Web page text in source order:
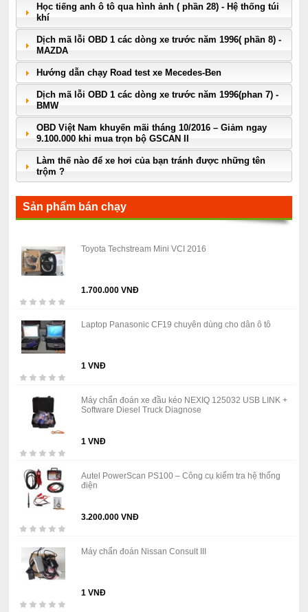
Học tiếng anh ô tô qua hình ảnh ( phần 28) - Hệ thống túi
khí
Dịch mã lỗi OBD 1 các dòng xe trước năm 1996( phần 8) -
MAZDA
Hướng dẫn chạy Road test xe Mecedes-Ben
Dịch mã lỗi OBD 1 các dòng xe trước năm 1996(phan 7) -
BMW
OBD Việt Nam khuyến mãi tháng 10/2016 – Giảm ngay
9.100.000 khi mua trọn bộ GSCAN II
Làm thế nào để xe hơi của bạn tránh được những tên
trộm ?
Sản phẩm bán chạy
Toyota Techstream Mini VCI 2016
1.700.000 VNĐ
Laptop Panasonic CF19 chuyên dùng cho dân ô tô
1 VNĐ
Máy chẩn đoán xe đầu kéo NEXIQ 125032 USB LINK +
Software Diesel Truck Diagnose
1 VNĐ
Autel PowerScan PS100 – Công cụ kiểm tra hệ thống
điện
3.200.000 VNĐ
Máy chẩn đoán Nissan Consult III
1 VNĐ